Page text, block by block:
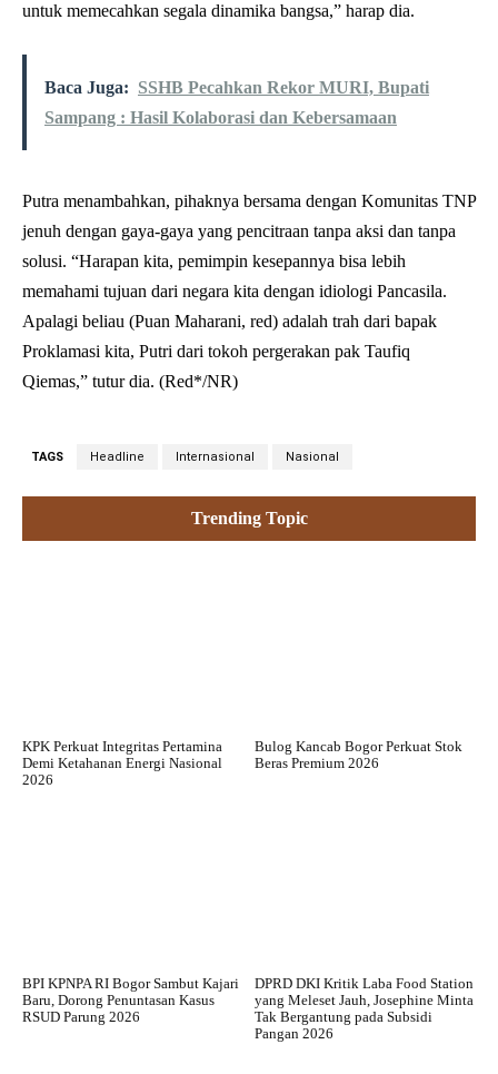
untuk memecahkan segala dinamika bangsa,” harap dia.
Baca Juga: SSHB Pecahkan Rekor MURI, Bupati
Sampang : Hasil Kolaborasi dan Kebersamaan
Putra menambahkan, pihaknya bersama dengan Komunitas TNP
jenuh dengan gaya-gaya yang pencitraan tanpa aksi dan tanpa
solusi. “Harapan kita, pemimpin kesepannya bisa lebih
memahami tujuan dari negara kita dengan idiologi Pancasila.
Apalagi beliau (Puan Maharani, red) adalah trah dari bapak
Proklamasi kita, Putri dari tokoh pergerakan pak Taufiq
Qiemas,” tutur dia. (Red*/NR)
TAGS Headline Internasional Nasional
Trending Topic
KPK Perkuat Integritas Pertamina
Demi Ketahanan Energi Nasional
2026
Bulog Kancab Bogor Perkuat Stok
Beras Premium 2026
BPI KPNPA RI Bogor Sambut Kajari
Baru, Dorong Penuntasan Kasus
RSUD Parung 2026
DPRD DKI Kritik Laba Food Station
yang Meleset Jauh, Josephine Minta
Tak Bergantung pada Subsidi
Pangan 2026